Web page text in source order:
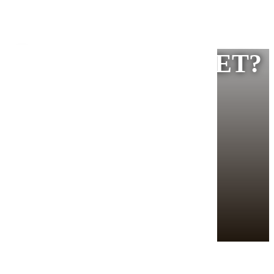
RIT AKADEMIET?
evt. her). Nu har vores vækst og nye,
fokus på, hvordan vi under corona